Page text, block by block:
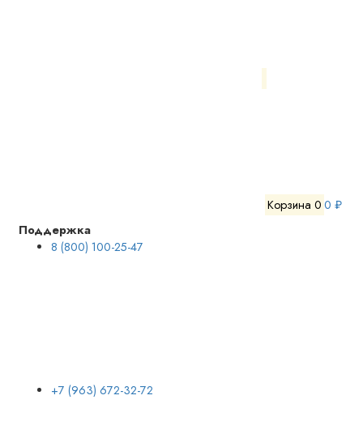
Корзина 0 0 ₽
Поддержка
8 (800) 100-25-47
+7 (963) 672-32-72